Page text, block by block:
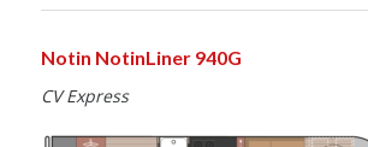
Notin NotinLiner 940G
CV Express